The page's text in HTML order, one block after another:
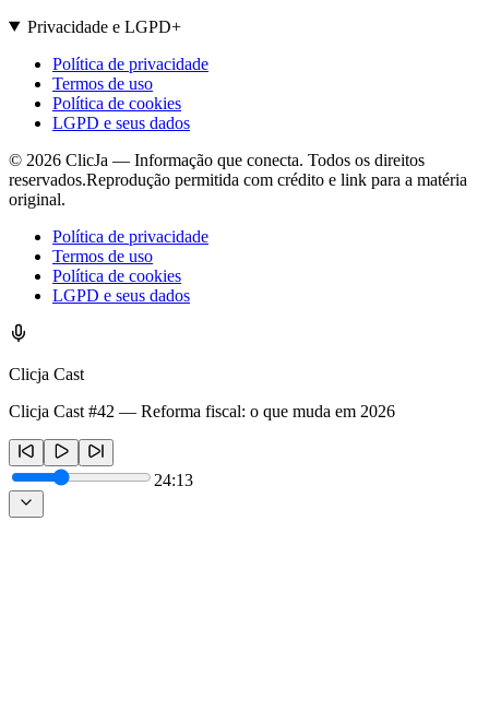
Privacidade e LGPD+
Política de privacidade
Termos de uso
Política de cookies
LGPD e seus dados
© 2026 ClicJa — Informação que conecta. Todos os direitos
reservados.Reprodução permitida com crédito e link para a matéria
original.
Política de privacidade
Termos de uso
Política de cookies
LGPD e seus dados
Clicja Cast
Clicja Cast #42 — Reforma fiscal: o que muda em 2026
24:13